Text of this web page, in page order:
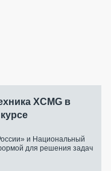
XCMG в
и Национальный
для решения задач